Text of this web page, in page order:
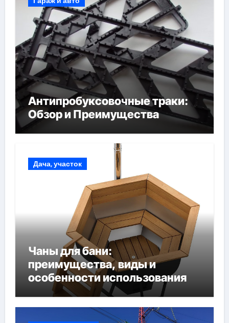
Антипробуксовочные траки:
Обзор и Преимущества
Дача, участок
Чаны для бани:
преимущества, виды и
особенности использования